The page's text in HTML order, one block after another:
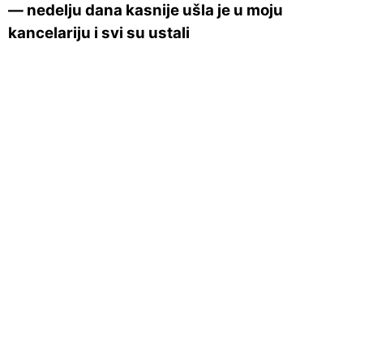
— nedelju dana kasnije ušla je u moju
kancelariju i svi su ustali